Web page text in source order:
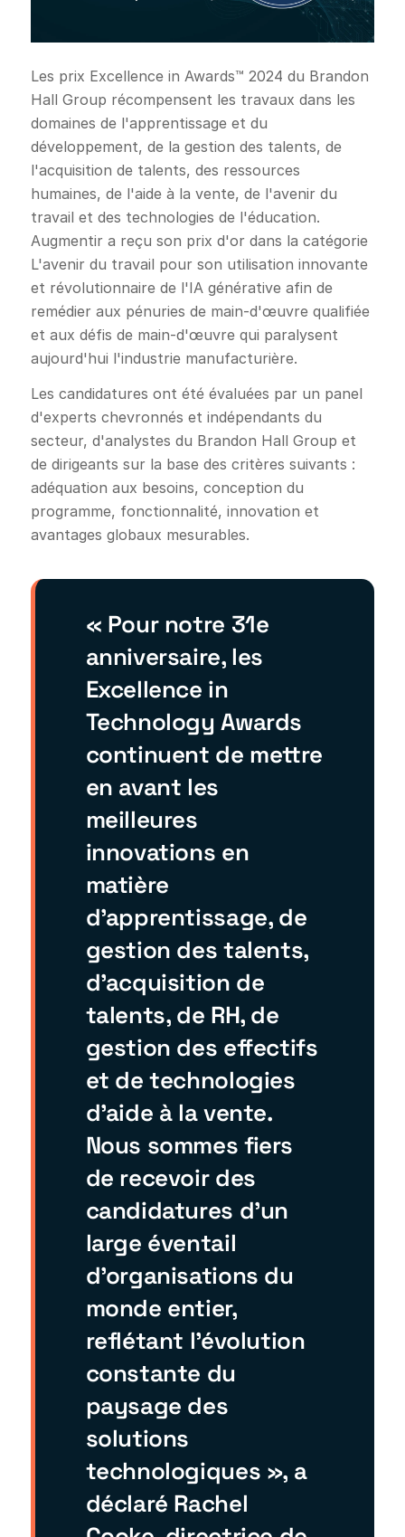
Les prix Excellence in Awards™ 2024 du Brandon
Hall Group récompensent les travaux dans les
domaines de l'apprentissage et du
développement, de la gestion des talents, de
l'acquisition de talents, des ressources
humaines, de l'aide à la vente, de l'avenir du
travail et des technologies de l'éducation.
Augmentir a reçu son prix d'or dans la catégorie
L'avenir du travail pour son utilisation innovante
et révolutionnaire de l'IA générative afin de
remédier aux pénuries de main-d'œuvre qualifiée
et aux défis de main-d'œuvre qui paralysent
aujourd'hui l'industrie manufacturière.
Les candidatures ont été évaluées par un panel
d'experts chevronnés et indépendants du
secteur, d'analystes du Brandon Hall Group et
de dirigeants sur la base des critères suivants :
adéquation aux besoins, conception du
programme, fonctionnalité, innovation et
avantages globaux mesurables.
« Pour notre 31e
anniversaire, les
Excellence in
Technology Awards
continuent de mettre
en avant les
meilleures
innovations en
matière
d'apprentissage, de
gestion des talents,
d'acquisition de
talents, de RH, de
gestion des effectifs
et de technologies
d'aide à la vente.
Nous sommes fiers
de recevoir des
candidatures d'un
large éventail
d'organisations du
monde entier,
reflétant l'évolution
constante du
paysage des
solutions
technologiques », a
déclaré Rachel